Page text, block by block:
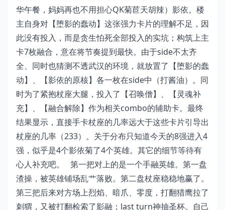
华午餐，妈妈再也不用担心QK菊苣天胡辣）影依。楼
主自身对【堕影的蠢动】这张强力卡片的理解不足，因
此没有投入，而是贪生怕死全部投入的实坑；构筑上主
卡7枚融合，意在将节奏提到最快。由于side不太齐
全、同时也猜测不透武汉的环境，就放置了【堕影的蠢
动】、【影依的原核】各一枚在side中（打酱油）。同
时为了紧抱杖座大腿，投入了【召唤僧】、【灵魂补
充】、【融合解除】作为相关combo的辅助卡。最终
结果显示，直接手卡杖座的几率远大于这些卡片引导出
杖座的几率（233）。关于分布只知道今天的8强进入4
强，似乎是4个影依菊了4个英雄。其它的细节等待有
心人补充吧。 第一把对上的是一个手融英雄。第一盘
渣操，被英雄铺场乱艹落败。第二盘杖座稳稳地赢了。
第三把后来对方场上烈焰、暗爪、零度，打翻猎鹰拉了
刺猬，又被打翻检索了影融；last turn神抽圣杯。自己